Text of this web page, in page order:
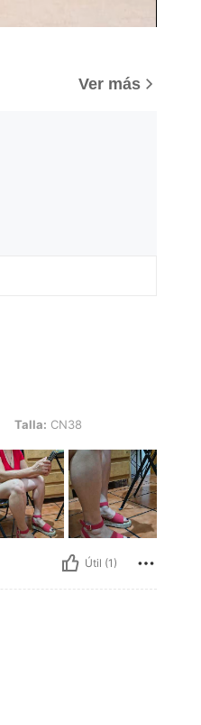
Ver más
Talla: CN38
Útil (1)